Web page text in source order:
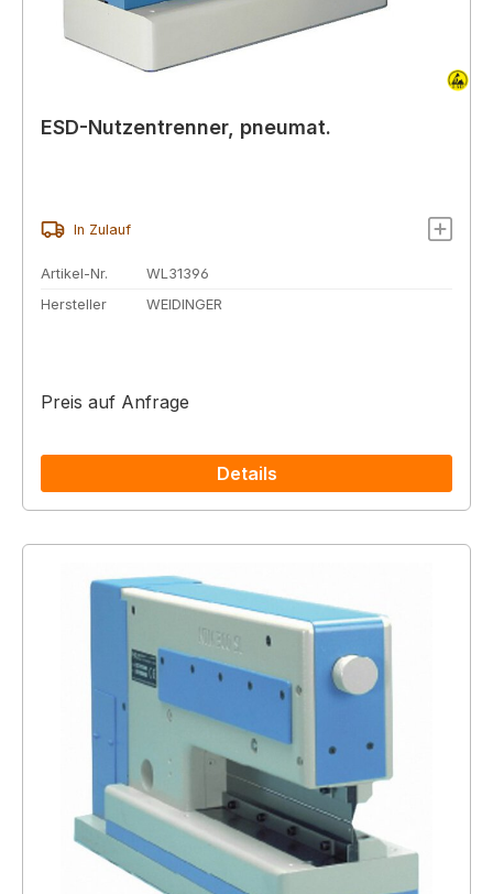
ESD-Nutzentrenner, pneumat.
In Zulauf
Artikel-Nr.
WL31396
Hersteller
WEIDINGER
Preis auf Anfrage
Details